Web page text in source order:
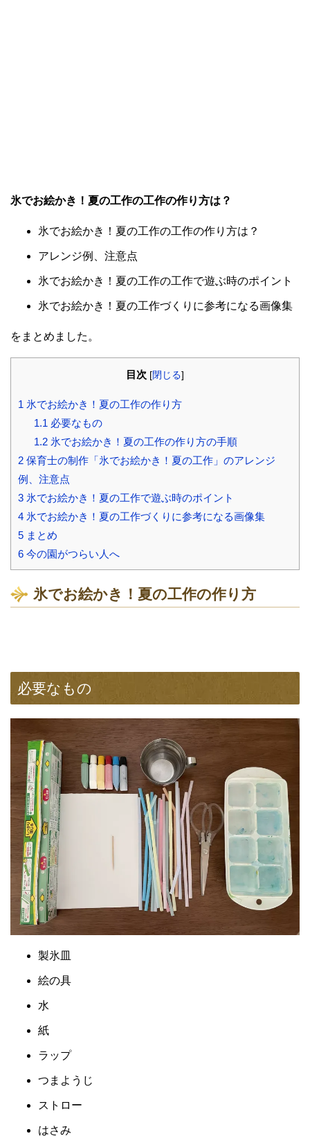
氷でお絵かき！夏の工作の工作の作り方は？
氷でお絵かき！夏の工作の工作の作り方は？
アレンジ例、注意点
氷でお絵かき！夏の工作の工作で遊ぶ時のポイント
氷でお絵かき！夏の工作づくりに参考になる画像集
をまとめました。
目次 [閉じる]
1 氷でお絵かき！夏の工作の作り方
1.1 必要なもの
1.2氷でお絵かき！夏の工作の作り方の手順
2 保育士の制作「氷でお絵かき！夏の工作」のアレンジ
例、注意点
3 氷でお絵かき！夏の工作で遊ぶ時のポイント
4 氷でお絵かき！夏の工作づくりに参考になる画像集
5 まとめ
6 今の園がつらい人へ
氷でお絵かき！夏の工作の作り方
必要なもの
製氷皿
絵の具
水
紙
ラップ
つまようじ
ストロー
はさみ